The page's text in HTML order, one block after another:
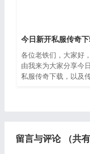
各位老铁们，大家好
由我来为大家分享今
私服传奇下载，以及
留言与评论 （共有